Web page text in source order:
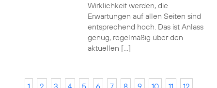
Wirklichkeit werden, die
Erwartungen auf allen Seiten sind
entsprechend hoch. Das ist Anlass
genug, regelmäßig über den
aktuellen […]
1 2 3 4 5 6 7 8 9 10 11
12